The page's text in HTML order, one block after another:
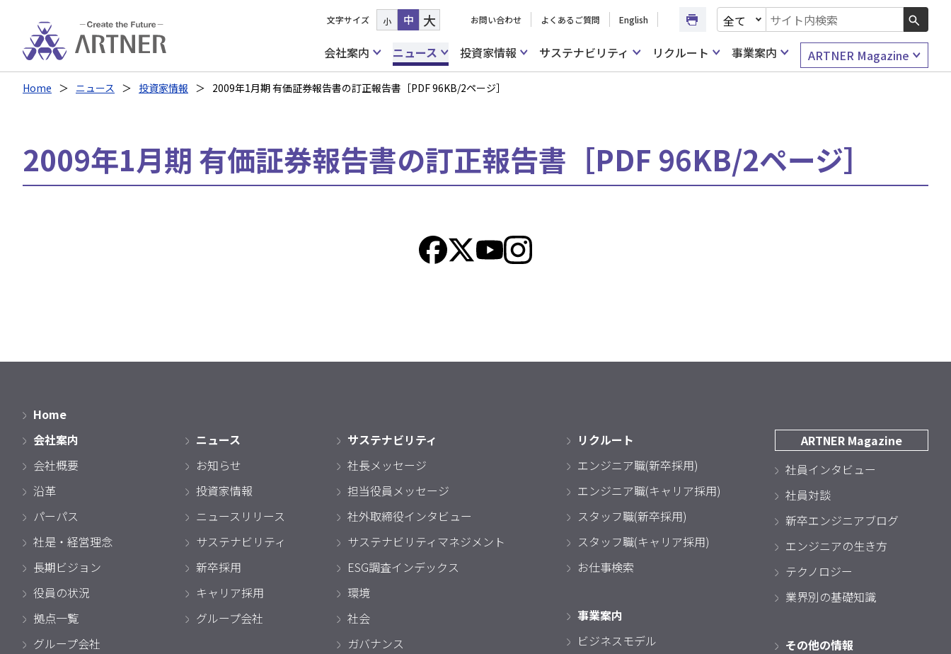
文字サイズ 小 中 大 お問い合わせ よくあるご質問 English
文書種別を選択
検索キーワード入力
会社案内
ニュース 投資家情報 サステナビリティ リクルート 事業案内 ARTNER Magazine
Home ニュース 投資家情報 2009年1月期 有価証券報告書の訂正報告書［PDF 96KB/2ページ］
2009年1月期 有価証券報告書の訂正報告書［PDF 96KB/2ページ］
Home
会社案内
会社概要
沿革
パーパス
社是・経営理念
長期ビジョン
役員の状況
拠点一覧
グループ会社
ニュース
お知らせ
投資家情報
ニュースリリース
サステナビリティ
新卒採用
キャリア採用
グループ会社
サステナビリティ
社長メッセージ
担当役員メッセージ
社外取締役インタビュー
サステナビリティマネジメント
ESG調査インデックス
環境
社会
ガバナンス
リクルート
エンジニア職(新卒採用)
エンジニア職(キャリア採用)
スタッフ職(新卒採用)
スタッフ職(キャリア採用)
お仕事検索
事業案内
ビジネスモデル
ARTNER Magazine
社員インタビュー
社員対談
新卒エンジニアブログ
エンジニアの生き方
テクノロジー
業界別の基礎知識
その他の情報